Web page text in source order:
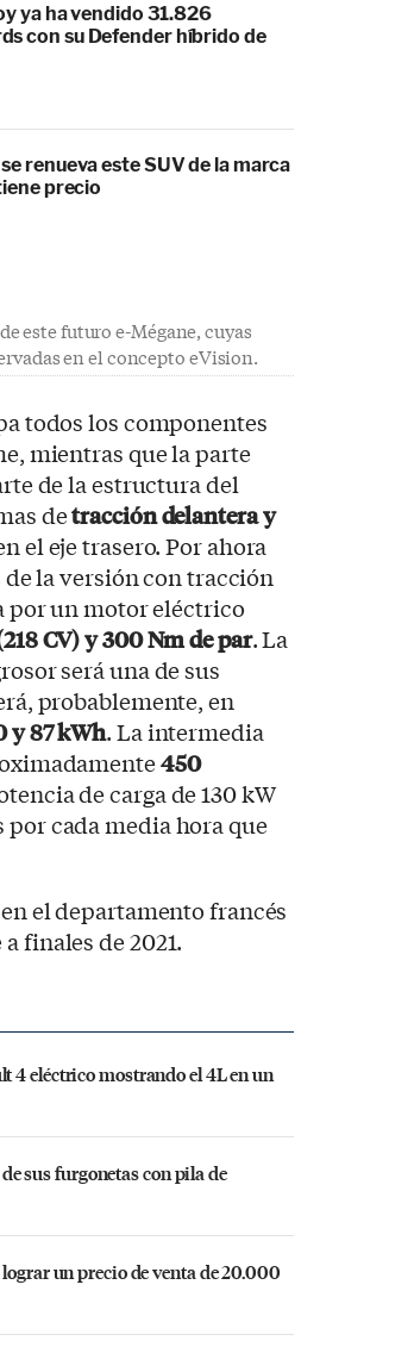
ya ha vendido 31.826
con su Defender híbrido de
renueva este SUV de la marca
precio
este futuro e-Mégane, cuyas
en el concepto eVision.
todos los componentes
mientras que la parte
de la estructura del
detracción delantera y
el eje trasero. Por ahora
la versión con tracción
por un motor eléctrico
CV) y 300 Nm de par. La
será una de sus
probablemente, en
y 87 kWh. La intermedia
450
de carga de 130 kW
cada media hora que
el departamento francés
finales de 2021.
4 eléctrico mostrando el 4L en un
sus furgonetas con pila de
un precio de venta de 20.000